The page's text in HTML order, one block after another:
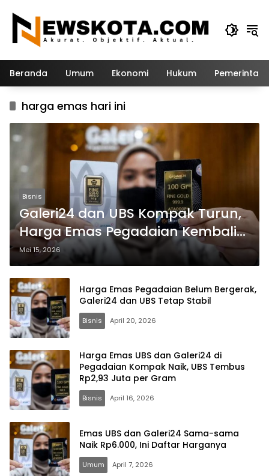
konten
Beranda Umum Ekonomi Hukum
harga emas hari ini
Bisnis
Galeri24 dan UBS Kompak Turun,
Harga Emas Pegadaian Kembali
Melemah
Mei 15, 2026
Harga Emas Pegadaian Belum Bergerak,
Galeri24 dan UBS Tetap Stabil
Bisnis April 20, 2026
Harga Emas UBS dan Galeri24 di
Pegadaian Kompak Naik, UBS Tembus
Rp2,93 Juta per Gram
Bisnis April 16, 2026
Emas UBS dan Galeri24 Sama-sama
Naik Rp6.000, Ini Daftar Harganya
Umum April 7, 2026